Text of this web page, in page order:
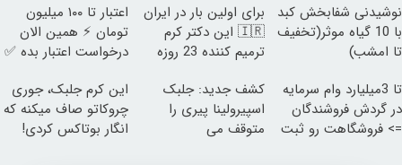
نوشیدنی شفابخش کبد
با 10 گیاه موثر(تخفیف
تا امشب)
برای اولین بار در ایران
🇮🇷 این دکتر کرم
ترمیم کننده 23 روزه
اعتبار تا ۱۰۰ میلیون
تومان ⚡ همین الان
درخواست اعتبار بده ✅
تا 3میلیارد وام سرمایه
در گردش فروشندگان
=> فروشگاهت رو ثبت
کشف جدید: جلبک
اسپیرولینا پیری را
متوقف می
این کرم جلبک، جوری
چروکاتو صاف میکنه که
انگار بوتاکس کردی!